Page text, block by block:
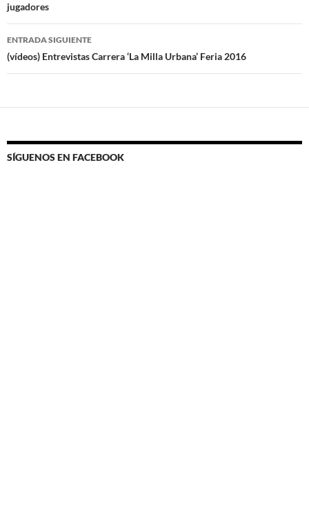
entradas
jugadores
ENTRADA SIGUIENTE
(vídeos) Entrevistas Carrera ‘La Milla Urbana’ Feria 2016
SÍGUENOS EN FACEBOOK